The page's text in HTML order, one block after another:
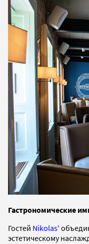
Гастрономические
Гостей Nikolas'
эстетическому